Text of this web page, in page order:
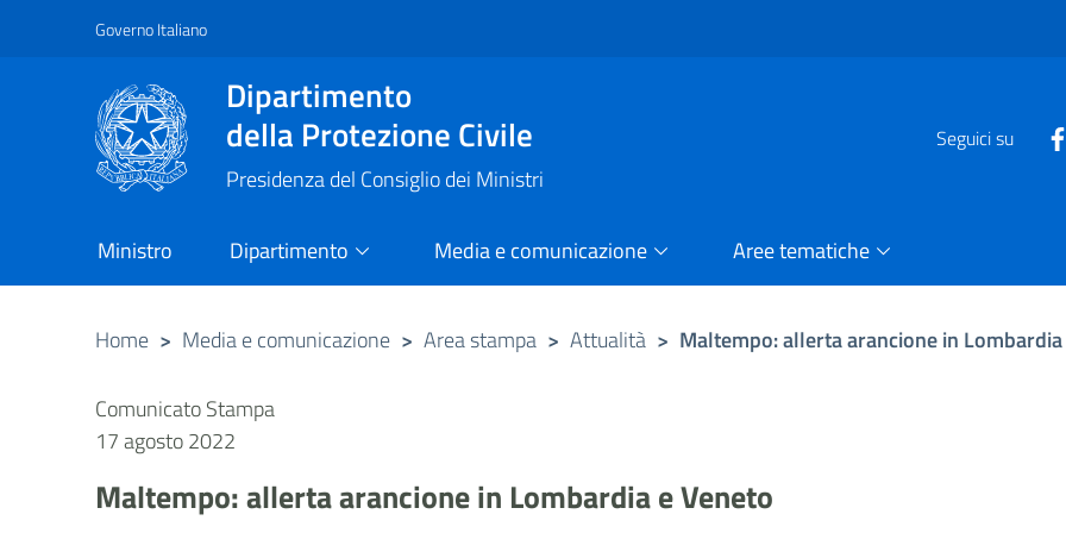
Vai al contenuto principale
Raggiungi il piè di pagina
Governo Italiano
Dipartimento
della Protezione Civile
Presidenza del Consiglio dei Ministri
Seguici su
Ministro Dipartimento Media e comunicazione Aree tematiche
Home > Media e comunicazione > Area stampa > Attualità > Maltempo: allerta arancione in Lombardia
Comunicato Stampa
17 agosto 2022
Maltempo: allerta arancione in Lombardia e Veneto